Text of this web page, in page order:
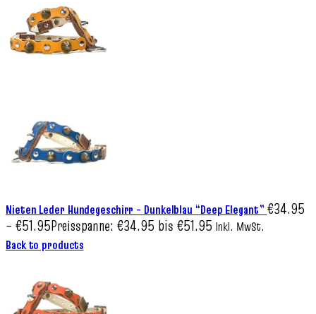
Nieten Leder Hundegeschirr – Dunkelblau “Deep Elegant” €34.95
– €51.95Preisspanne: €34.95 bis €51.95 Inkl. MwSt.
Back to products